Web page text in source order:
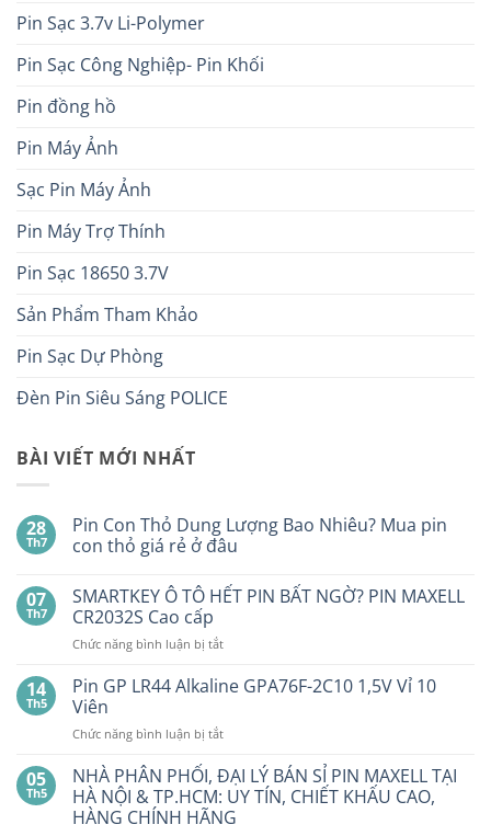
Pin Sạc 3.7v Li-Polymer
Pin Sạc Công Nghiệp- Pin Khối
Pin đồng hồ
Pin Máy Ảnh
Sạc Pin Máy Ảnh
Pin Máy Trợ Thính
Pin Sạc 18650 3.7V
Sản Phẩm Tham Khảo
Pin Sạc Dự Phòng
Đèn Pin Siêu Sáng POLICE
BÀI VIẾT MỚI NHẤT
28
Th7
Pin Con Thỏ Dung Lượng Bao Nhiêu? Mua pin
con thỏ giá rẻ ở đâu
bình
luận
ở
Pin
Con
Dung
Lượng
Bao
Nhiêu?
Mua
con
thỏ
giá
rẻ
ở
07
Th7
SMARTKEY Ô TÔ HẾT PIN BẤT NGỜ? PIN MAXELL
CR2032S Cao cấp
Chức năng bình luận bị tắtở
Ô
PIN
NGỜ?
PIN
MAXELL
CR2032S Cao
14
Th5
Pin GP LR44 Alkaline GPA76F-2C10 1,5V Vỉ 10
Viên
Chức năng bình luận bị tắtở
GP
LR44
Alkaline
GPA76F-
05
Th5
NHÀ PHÂN PHỐI, ĐẠI LÝ BÁN SỈ PIN MAXELL TẠI
HÀ NỘI & TP.HCM: UY TÍN, CHIẾT KHẤU CAO,
HÀNG CHÍNH HÃNG